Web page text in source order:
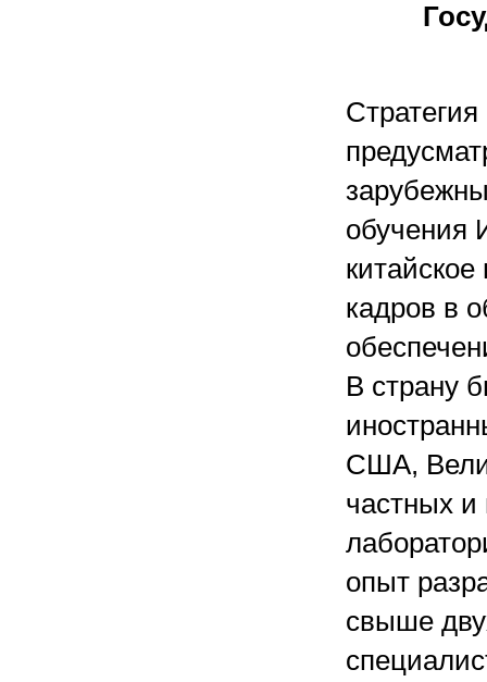
обучения
китайское
кадров в
В страну
США,
частных и
опыт
свыше